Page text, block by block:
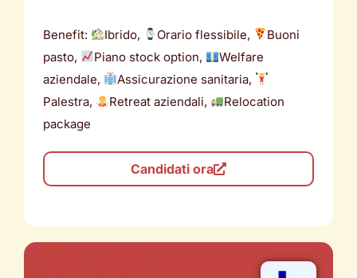
Benefit: Ibrido, Orario flessibile,
Buoni
pasto,
Piano stock option,
Welfare
aziendale,
Assicurazione sanitaria,
Palestra,
Retreat aziendali,
Relocation
package
Candidati ora